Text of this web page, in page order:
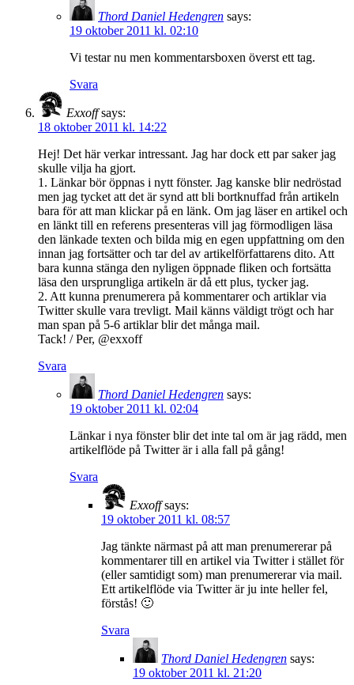
Thord Daniel Hedengren says:
19 oktober 2011 kl. 02:10
Vi testar nu men kommentarsboxen överst ett tag.
Svara
Exxoff says:
18 oktober 2011 kl. 14:22
Hej! Det här verkar intressant. Jag har dock ett par saker jag
skulle vilja ha gjort.
1. Länkar bör öppnas i nytt fönster. Jag kanske blir nedröstad
men jag tycket att det är synd att bli bortknuffad från artikeln
bara för att man klickar på en länk. Om jag läser en artikel och
en länkt till en referens presenteras vill jag förmodligen läsa
den länkade texten och bilda mig en egen uppfattning om den
innan jag fortsätter och tar del av artikelförfattarens dito. Att
bara kunna stänga den nyligen öppnade fliken och fortsätta
läsa den ursprungliga artikeln är då ett plus, tycker jag.
2. Att kunna prenumerera på kommentarer och artiklar via
Twitter skulle vara trevligt. Mail känns väldigt trögt och har
man span på 5-6 artiklar blir det många mail.
Tack! / Per, @exxoff
Svara
Thord Daniel Hedengren says:
19 oktober 2011 kl. 02:04
Länkar i nya fönster blir det inte tal om är jag rädd, men
artikelflöde på Twitter är i alla fall på gång!
Svara
Exxoff says:
19 oktober 2011 kl. 08:57
Jag tänkte närmast på att man prenumererar på
kommentarer till en artikel via Twitter i stället för
(eller samtidigt som) man prenumererar via mail.
Ett artikelflöde via Twitter är ju inte heller fel,
förstås! 🙂
Svara
Thord Daniel Hedengren says:
19 oktober 2011 kl. 21:20